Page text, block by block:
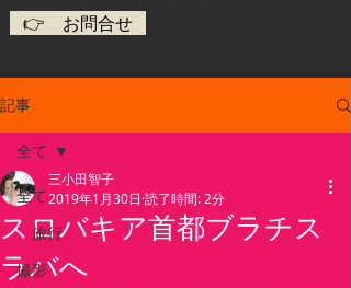
👉 お問合せ
記事
全て
旅行
撮影
全て
スロバキア首都ブラチス
ラバへ
三小田智子
2019年1月30日 読了時間: 2分